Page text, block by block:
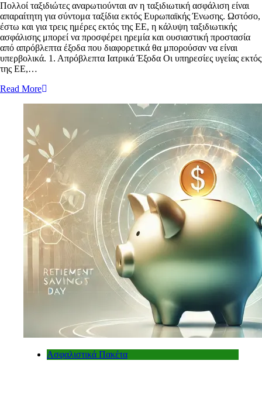
Πολλοί ταξιδιώτες αναρωτιούνται αν η ταξιδιωτική ασφάλιση είναι
απαραίτητη για σύντομα ταξίδια εκτός Ευρωπαϊκής Ένωσης. Ωστόσο,
έστω και για τρεις ημέρες εκτός της ΕΕ, η κάλυψη ταξιδιωτικής
ασφάλισης μπορεί να προσφέρει ηρεμία και ουσιαστική προστασία
από απρόβλεπτα έξοδα που διαφορετικά θα μπορούσαν να είναι
υπερβολικά. 1. Απρόβλεπτα Ιατρικά Έξοδα Οι υπηρεσίες υγείας εκτός
της ΕΕ,…
Read More
Ασφαλιστικά Πακέτα